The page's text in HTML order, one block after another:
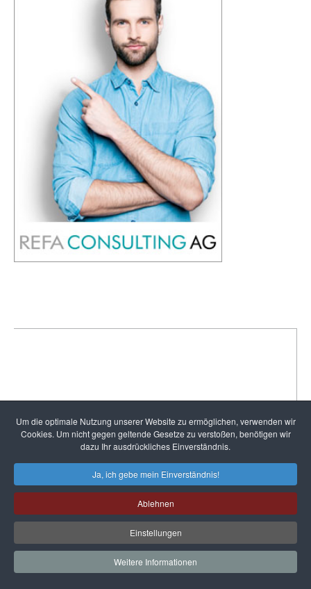
Um die optimale Nutzung unserer Website zu ermöglichen, verwenden wir
Cookies. Um nicht gegen geltende Gesetze zu verstoßen, benötigen wir
dazu Ihr ausdrückliches Einverständnis.
Ja, ich gebe mein Einverständnis!
Ablehnen
Einstellungen
Weitere Informationen
REFA AG
Standort Darmstadt
Standort Dortmund
Emil-Figge-Str. 43, 44227 Dortmund
Fon +49 (0)6151 8801-0
Seminarsuche